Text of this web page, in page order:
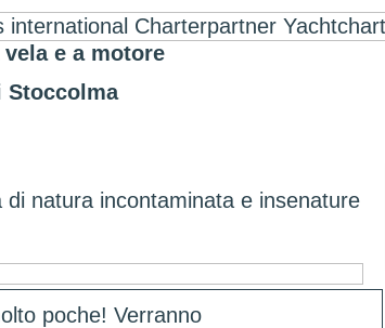
e a motore
Stoccolma
natura incontaminata e insenature
poche! Verranno